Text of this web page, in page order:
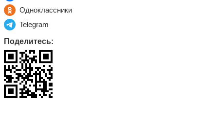
Одноклассники
Telegram
Поделитесь: